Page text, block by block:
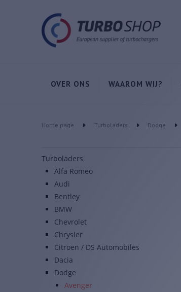
OVER ONS WAAROM WIJ?
Home page Turboladers Dodge
Turboladers
Alfa Romeo
Audi
Bentley
BMW
Chevrolet
Chrysler
Citroen / DS Automobiles
Dacia
Dodge
Avenger